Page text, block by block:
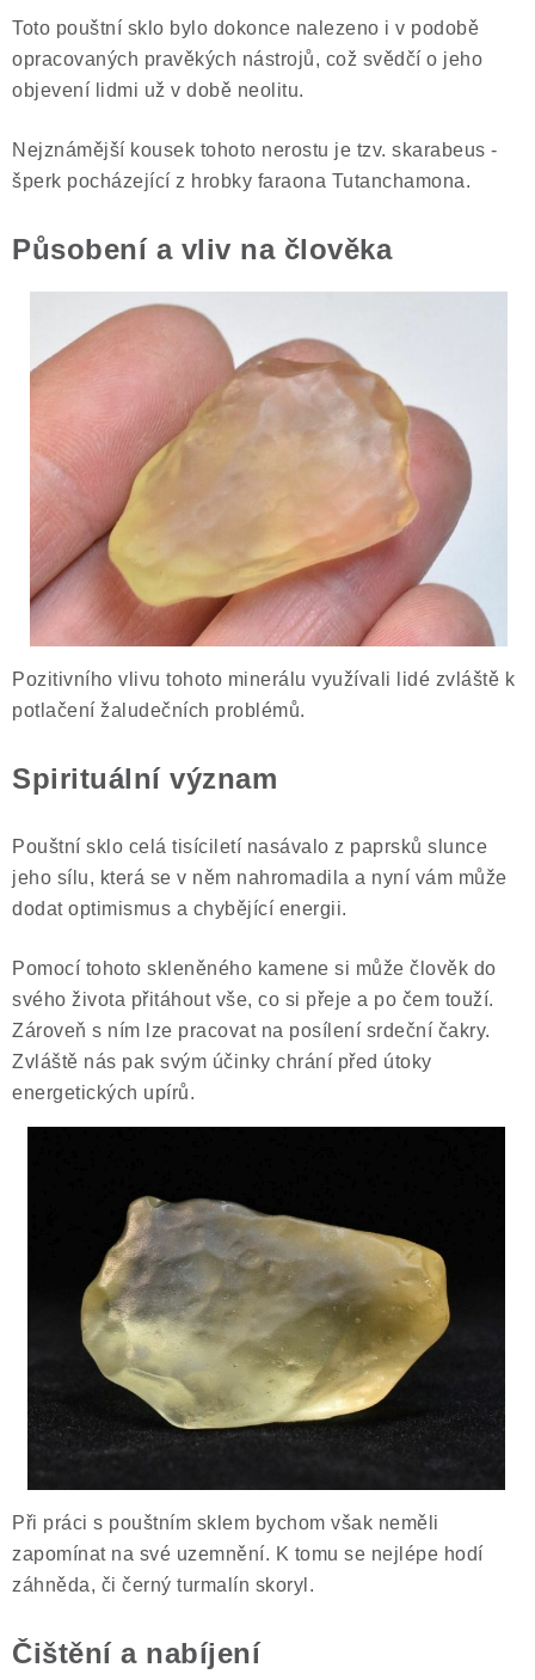
Formulář pro uplatnění reklamace
Formulář pro odstoupení od smlouvy
Poučení o právu na odstoupení od smlouvy
Toto pouštní sklo bylo dokonce nalezeno i v podobě
opracovaných pravěkých nástrojů, což svědčí o jeho
objevení lidmi už v době neolitu.
Nejznámější kousek tohoto nerostu je tzv. skarabeus -
šperk pocházející z hrobky faraona Tutanchamona.
Působení a vliv na člověka
Pozitivního vlivu tohoto minerálu využívali lidé zvláště k
potlačení žaludečních problémů.
Spirituální význam
Pouštní sklo celá tisíciletí nasávalo z paprsků slunce
jeho sílu, která se v něm nahromadila a nyní vám může
dodat optimismus a chybějící energii.
Pomocí tohoto skleněného kamene si může člověk do
svého života přitáhout vše, co si přeje a po čem touží.
Zároveň s ním lze pracovat na posílení srdeční čakry.
Zvláště nás pak svým účinky chrání před útoky
energetických upírů.
Při práci s pouštním sklem bychom však neměli
zapomínat na své uzemnění. K tomu se nejlépe hodí
záhněda, či černý turmalín skoryl.
Čištění a nabíjení